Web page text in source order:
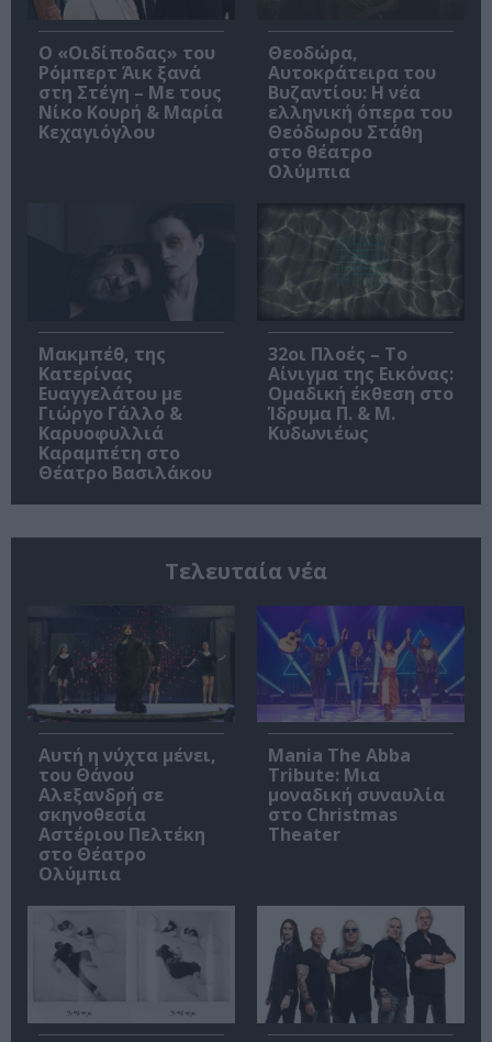
O «Οιδίποδας» του
Ρόμπερτ Άικ ξανά
στη Στέγη – Με τους
Νίκο Κουρή & Μαρία
Κεχαγιόγλου
Θεοδώρα,
Αυτοκράτειρα του
Βυζαντίου: Η νέα
ελληνική όπερα του
Θεόδωρου Στάθη
στο θέατρο
Ολύμπια
Μακμπέθ, της
Κατερίνας
Ευαγγελάτου με
Γιώργο Γάλλο &
Καρυοφυλλιά
Καραμπέτη στο
Θέατρο Βασιλάκου
32οι Πλοές – Το
Αίνιγμα της Εικόνας:
Ομαδική έκθεση στο
Ίδρυμα Π. & Μ.
Κυδωνιέως
Τελευταία νέα
Αυτή η νύχτα μένει,
του Θάνου
Αλεξανδρή σε
σκηνοθεσία
Αστέριου Πελτέκη
στο Θέατρο
Ολύμπια
Mania The Abba
Tribute: Μια
μοναδική συναυλία
στο Christmas
Theater